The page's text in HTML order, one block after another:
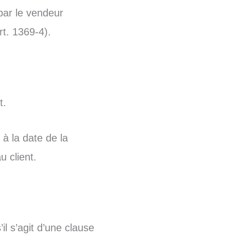
le vendeur
1369-4).
à la date de la
client.
s’agit d’une clause